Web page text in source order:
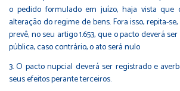
o pedido formulado em juízo, haja vista que
alteração do regime de bens. Fora isso, repita-
prevê, no seu artigo 1.653, que o pacto deverá
pública, caso contrário, o ato será nulo
3. O pacto nupcial deverá ser registrado e
seus efeitos perante terceiros.